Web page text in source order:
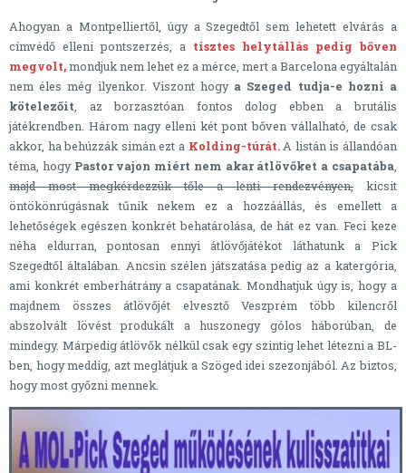
Ahogyan a Montpelliertől, úgy a Szegedtől sem lehetett elvárás a
címvédő elleni pontszerzés, a tisztes helytállás pedig bőven
megvolt,mondjuk nem lehet ez a mérce, mert a Barcelona egyáltalán
nem éles még ilyenkor. Viszont hogy a Szeged tudja-e hozni a
kötelezőit, az borzasztóan fontos dolog ebben a brutális
játékrendben. Három nagy elleni két pont bőven vállalható, de csak
akkor, ha behúzzák simán ezt a Kolding-túrát.A listán is állandóan
téma, hogy Pastor vajon miért nem akar átlövőket a csapatába,
majd most megkérdezzük tőle a lenti rendezvényen, kicsit
öntökönrúgásnak tűnik nekem ez a hozzáállás, és emellett a
lehetőségek egészen konkrét behatárolása, de hát ez van. Feci keze
néha eldurran, pontosan ennyi átlövőjátékot láthatunk a Pick
Szegedtől általában. Ancsin szélen játszatása pedig az a katergória,
ami konkrét emberhátrány a csapatának. Mondhatjuk úgy is, hogy a
majdnem összes átlövőjét elvesztő Veszprém több kilencről
abszolvált lövést produkált a huszonegy gólos háborúban, de
mindegy. Márpedig átlövők nélkül csak egy szintig lehet létezni a BL-
ben, hogy meddig, azt meglátjuk a Szöged idei szezonjából. Az biztos,
hogy most győzni mennek.